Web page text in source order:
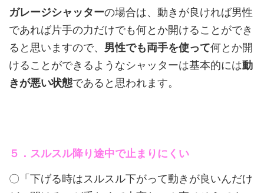
ガレージシャッターの場合は、動きが良ければ男性
であれば片手の力だけでも何とか開けることができ
ると思いますので、 男性でも両手を使って何とか開
けることができるようなシャッターは基本的には動
きが悪い状態であると思われます。
５．スルスル降り途中で止まりにくい
〇「下げる時はスルスル下がって動きが良いんだけ